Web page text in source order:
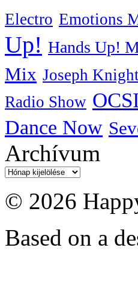
Electro Emotions
Up! Hands Up!
Mix Joseph
Radio Show
Dance Now
Archívum
Archívum
© 2026
Based on a